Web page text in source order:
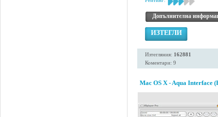
Допълнителна
ИЗТЕГЛИ
Изтегляния: 162881
Коментари: 9
Mac OS X - Aqua Interface